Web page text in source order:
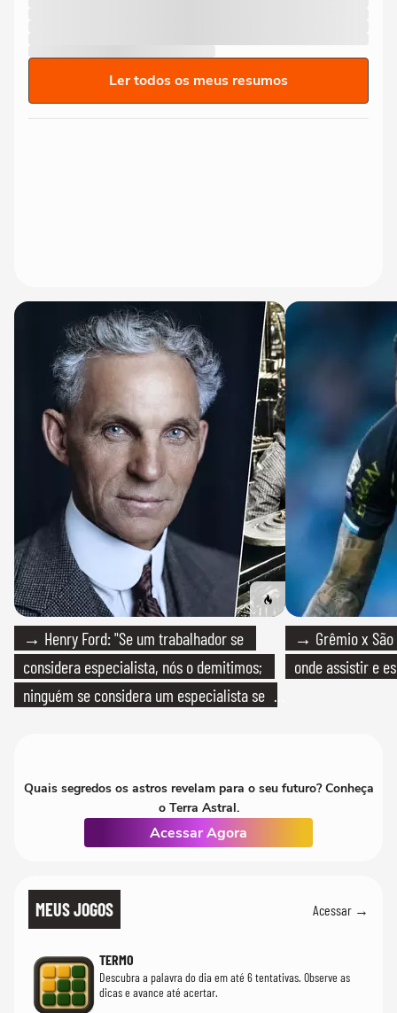
Ler todos os meus resumos
→ Henry Ford: "Se um trabalhador se
considera especialista, nós o demitimos;
ninguém se considera um especialista se
→ Grêmio x São
onde assistir e
Quais segredos os astros revelam para o seu futuro? Conheça
o Terra Astral.
Acessar Agora
MEUS JOGOS Acessar →
TERMO
Descubra a palavra do dia em até 6 tentativas. Observe as
dicas e avance até acertar.